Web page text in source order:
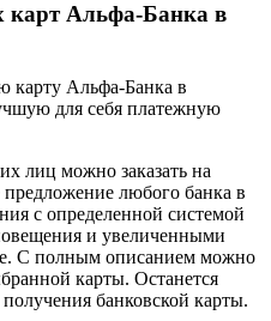
карт Альфа-Банка в
карту Альфа-Банка в
для себя платежную
лиц можно заказать на
любого банка в
с определенной системой
и увеличенными
С полным описанием можно
карты. Останется
банковской карты.